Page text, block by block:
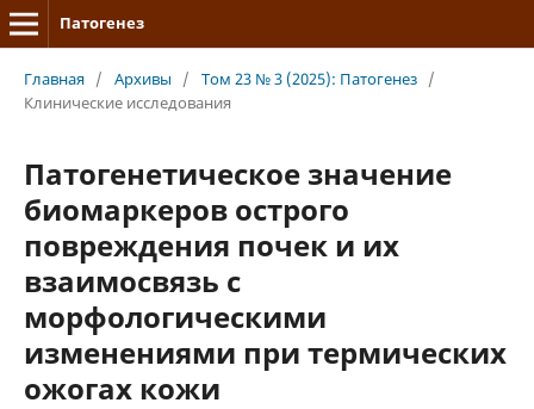
Патогенез
Главная / Архивы / Том 23 № 3 (2025): Патогенез /
Клинические исследования
Патогенетическое значение
биомаркеров острого
повреждения почек и их
взаимосвязь с
морфологическими
изменениями при термических
ожогах кожи